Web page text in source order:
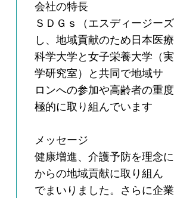
会社の特長
ＳＤＧｓ（エスディージー
し、地域貢献のため日本医療
科学大学と女子栄養大学（
学研究室）と共同で地域サ
ロンへの参加や高齢者の重
極的に取り組んでいます
メッセージ
健康増進、介護予防を理念
からの地域貢献に取り組ん
でまいりました。さらに企